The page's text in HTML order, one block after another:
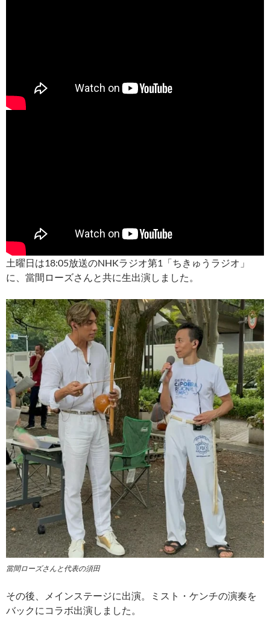
土曜日は18:05放送のNHKラジオ第1「ちきゅうラジオ」
に、當間ローズさんと共に生出演しました。
當間ローズさんと代表の須田
その後、メインステージに出演。ミスト・ケンチの演奏を
バックにコラボ出演しました。